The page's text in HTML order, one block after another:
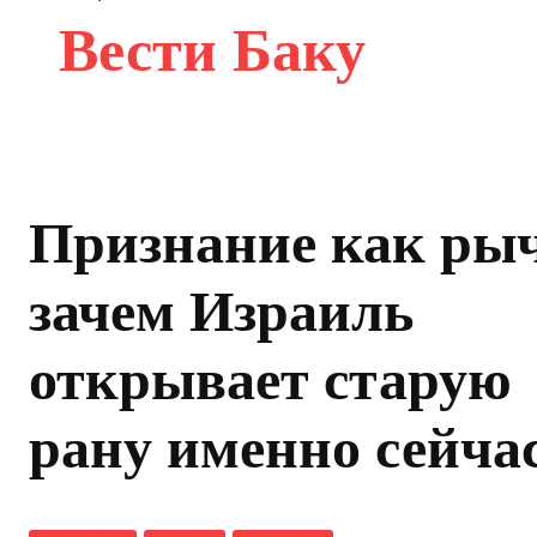
Вести Баку
Признание как
зачем Израиль
открывает старую
рану именно